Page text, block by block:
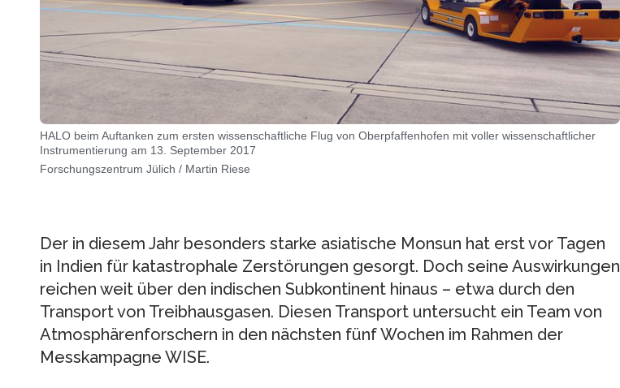
HALO beim Auftanken zum ersten wissenschaftliche Flug von Oberpfaffenhofen mit voller wissenschaftlicher
Instrumentierung am 13. September 2017
Forschungszentrum Jülich / Martin Riese
Der in diesem Jahr besonders starke asiatische Monsun hat erst vor Tagen
in Indien für katastrophale Zerstörungen gesorgt. Doch seine Auswirkungen
reichen weit über den indischen Subkontinent hinaus – etwa durch den
Transport von Treibhausgasen. Diesen Transport untersucht ein Team von
Atmosphärenforschern in den nächsten fünf Wochen im Rahmen der
Messkampagne WISE.